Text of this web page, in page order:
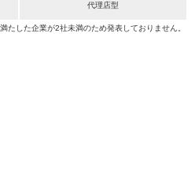
代理店型
した企業が2社未満のため発表しておりません。